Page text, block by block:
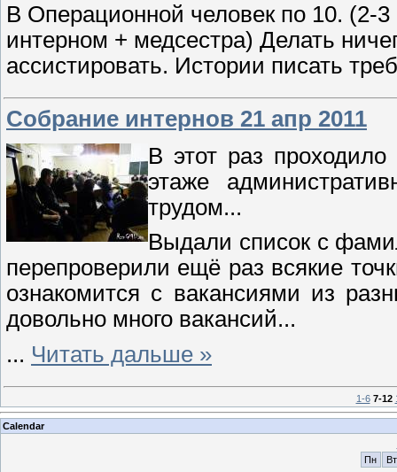
В Операционной человек по 10. (2-3
интерном + медсестра) Делать
ассистировать. Истории писать
Собрание интернов 21 апр 2011
В этот раз
этаже
трудом...
Выдали список с
перепроверили ещё раз всякие
ознакомится с вакансиями из
довольно много вакансий...
... Читать дальше »
1-6 7-12
Calendar
Пн
Вт